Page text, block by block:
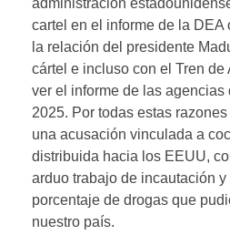
administración
cartel en el informe de la DEA
la relación del presidente
cártel e incluso con el Tren de
ver el informe de las agencias
2025. Por todas estas
una acusación vinculada a
distribuida hacia los EEUU,
arduo trabajo de incautación
porcentaje de drogas que
nuestro país.